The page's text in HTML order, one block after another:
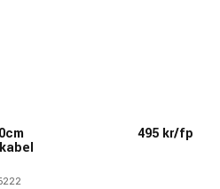
så har denna modell platta
Perfekt ex. när du ska
på ett pedalbord.
495 kr/fp